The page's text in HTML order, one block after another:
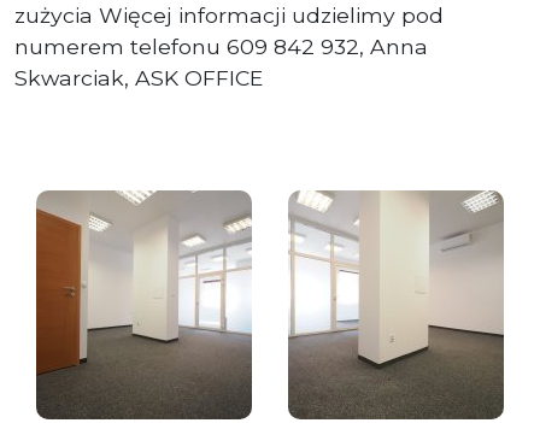
zużycia Więcej informacji udzielimy pod
numerem telefonu 609 842 932, Anna
Skwarciak, ASK OFFICE